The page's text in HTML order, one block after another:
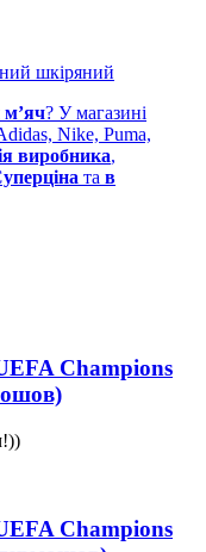
? У магазині
Nike, Puma,
виробника,
та в
Champions
Champions